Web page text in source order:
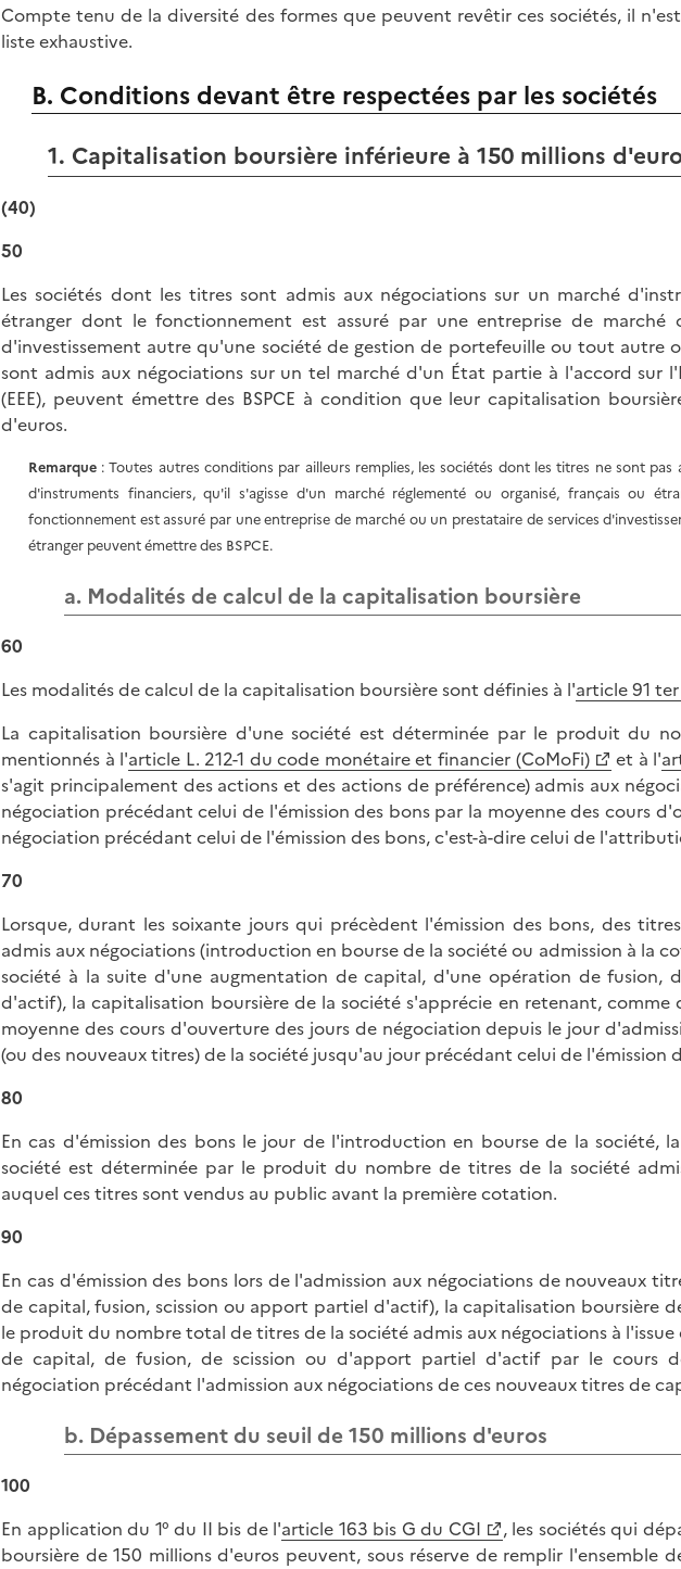
Compte tenu de la diversité des formes que peuvent revêtir ces sociétés, il
liste exhaustive.
B. Conditions devant être respectées par les sociétés
1. Capitalisation boursière inférieure à 150 millions
(40)
50
Les sociétés dont les titres sont admis aux négociations sur un marché
étranger dont le fonctionnement est assuré par une entreprise de marché
d'investissement autre qu'une société de gestion de portefeuille ou tout autre
sont admis aux négociations sur un tel marché d'un État partie à l'accord sur
(EEE), peuvent émettre des BSPCE à condition que leur capitalisation
d'euros.
Remarque : Toutes autres conditions par ailleurs remplies, les sociétés dont les titres ne sont
d'instruments financiers, qu'il s'agisse d'un marché réglementé ou organisé, français ou
fonctionnement est assuré par une entreprise de marché ou un prestataire de services
étranger peuvent émettre des BSPCE.
a. Modalités de calcul de la capitalisation boursière
60
Les modalités de calcul de la capitalisation boursière sont définies à l'article 91
La capitalisation boursière d'une société est déterminée par le produit du
mentionnés à l'article L. 212-1 du code monétaire et financier (CoMoFi) et à l'
s'agit principalement des actions et des actions de préférence) admis aux
négociation précédant celui de l'émission des bons par la moyenne des cours
négociation précédant celui de l'émission des bons, c'est-à-dire celui de
70
Lorsque, durant les soixante jours qui précèdent l'émission des bons, des
admis aux négociations (introduction en bourse de la société ou admission à la
société à la suite d'une augmentation de capital, d'une opération de fusion,
d'actif), la capitalisation boursière de la société s'apprécie en retenant,
moyenne des cours d'ouverture des jours de négociation depuis le jour
(ou des nouveaux titres) de la société jusqu'au jour précédant celui de l'émission
80
En cas d'émission des bons le jour de l'introduction en bourse de la société,
société est déterminée par le produit du nombre de titres de la société
auquel ces titres sont vendus au public avant la première cotation.
90
En cas d'émission des bons lors de l'admission aux négociations de nouveaux
de capital, fusion, scission ou apport partiel d'actif), la capitalisation boursière
le produit du nombre total de titres de la société admis aux négociations à
de capital, de fusion, de scission ou d'apport partiel d'actif par le cours
négociation précédant l'admission aux négociations de ces nouveaux titres de
b. Dépassement du seuil de 150 millions d'euros
100
En application du 1° du II bis de l'article 163 bis G du CGI
, les sociétés qui
boursière de 150 millions d'euros peuvent, sous réserve de remplir l'ensemble